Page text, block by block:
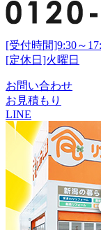
[受付時間]9:30～
[定休日]火曜日
お問い合わせ
お見積もり
LINE